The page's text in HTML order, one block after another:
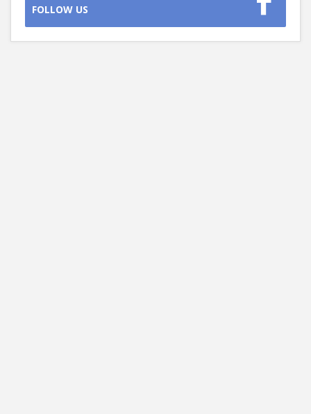
FOLLOW US